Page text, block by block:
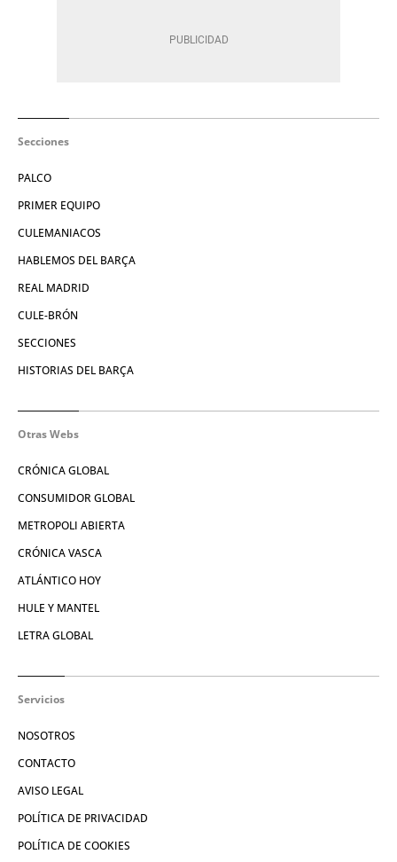
Secciones
PALCO
PRIMER EQUIPO
CULEMANIACOS
HABLEMOS DEL BARÇA
REAL MADRID
CULE-BRÓN
SECCIONES
HISTORIAS DEL BARÇA
Otras Webs
CRÓNICA GLOBAL
CONSUMIDOR GLOBAL
METROPOLI ABIERTA
CRÓNICA VASCA
ATLÁNTICO HOY
HULE Y MANTEL
LETRA GLOBAL
Servicios
NOSOTROS
CONTACTO
AVISO LEGAL
POLÍTICA DE PRIVACIDAD
POLÍTICA DE COOKIES